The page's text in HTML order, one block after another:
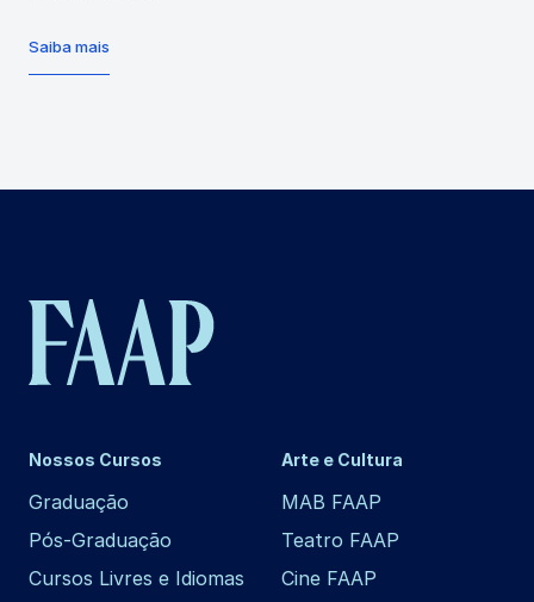
Saiba mais
Nossos Cursos
Graduação
Pós-Graduação
Cursos Livres e Idiomas
Arte e Cultura
MAB FAAP
Teatro FAAP
Cine FAAP